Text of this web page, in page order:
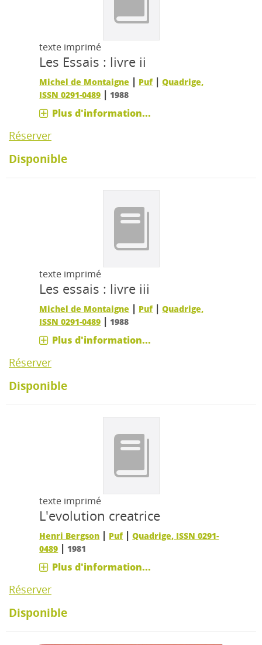
texte imprimé
Les Essais : livre ii
Michel de Montaigne | Puf |Quadrige,
ISSN 0291-0489 | 1988
Plus d'information...
Réserver
Disponible
texte imprimé
Les essais : livre iii
Michel de Montaigne | Puf |Quadrige,
ISSN 0291-0489 | 1988
Plus d'information...
Réserver
Disponible
texte imprimé
L'evolution creatrice
Henri Bergson | Puf |Quadrige, ISSN 0291-
0489 | 1981
Plus d'information...
Réserver
Disponible